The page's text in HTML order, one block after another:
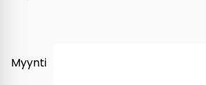
Myynti